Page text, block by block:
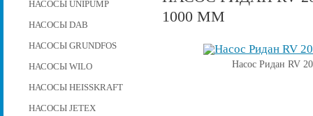
НАСОСЫ UNIPUMP
НАСОСЫ DAB
НАСОСЫ GRUNDFOS
НАСОСЫ WILO
НАСОСЫ HEISSKRAFT
НАСОСЫ JETEX
1000 ММ
Насос Ридан RV